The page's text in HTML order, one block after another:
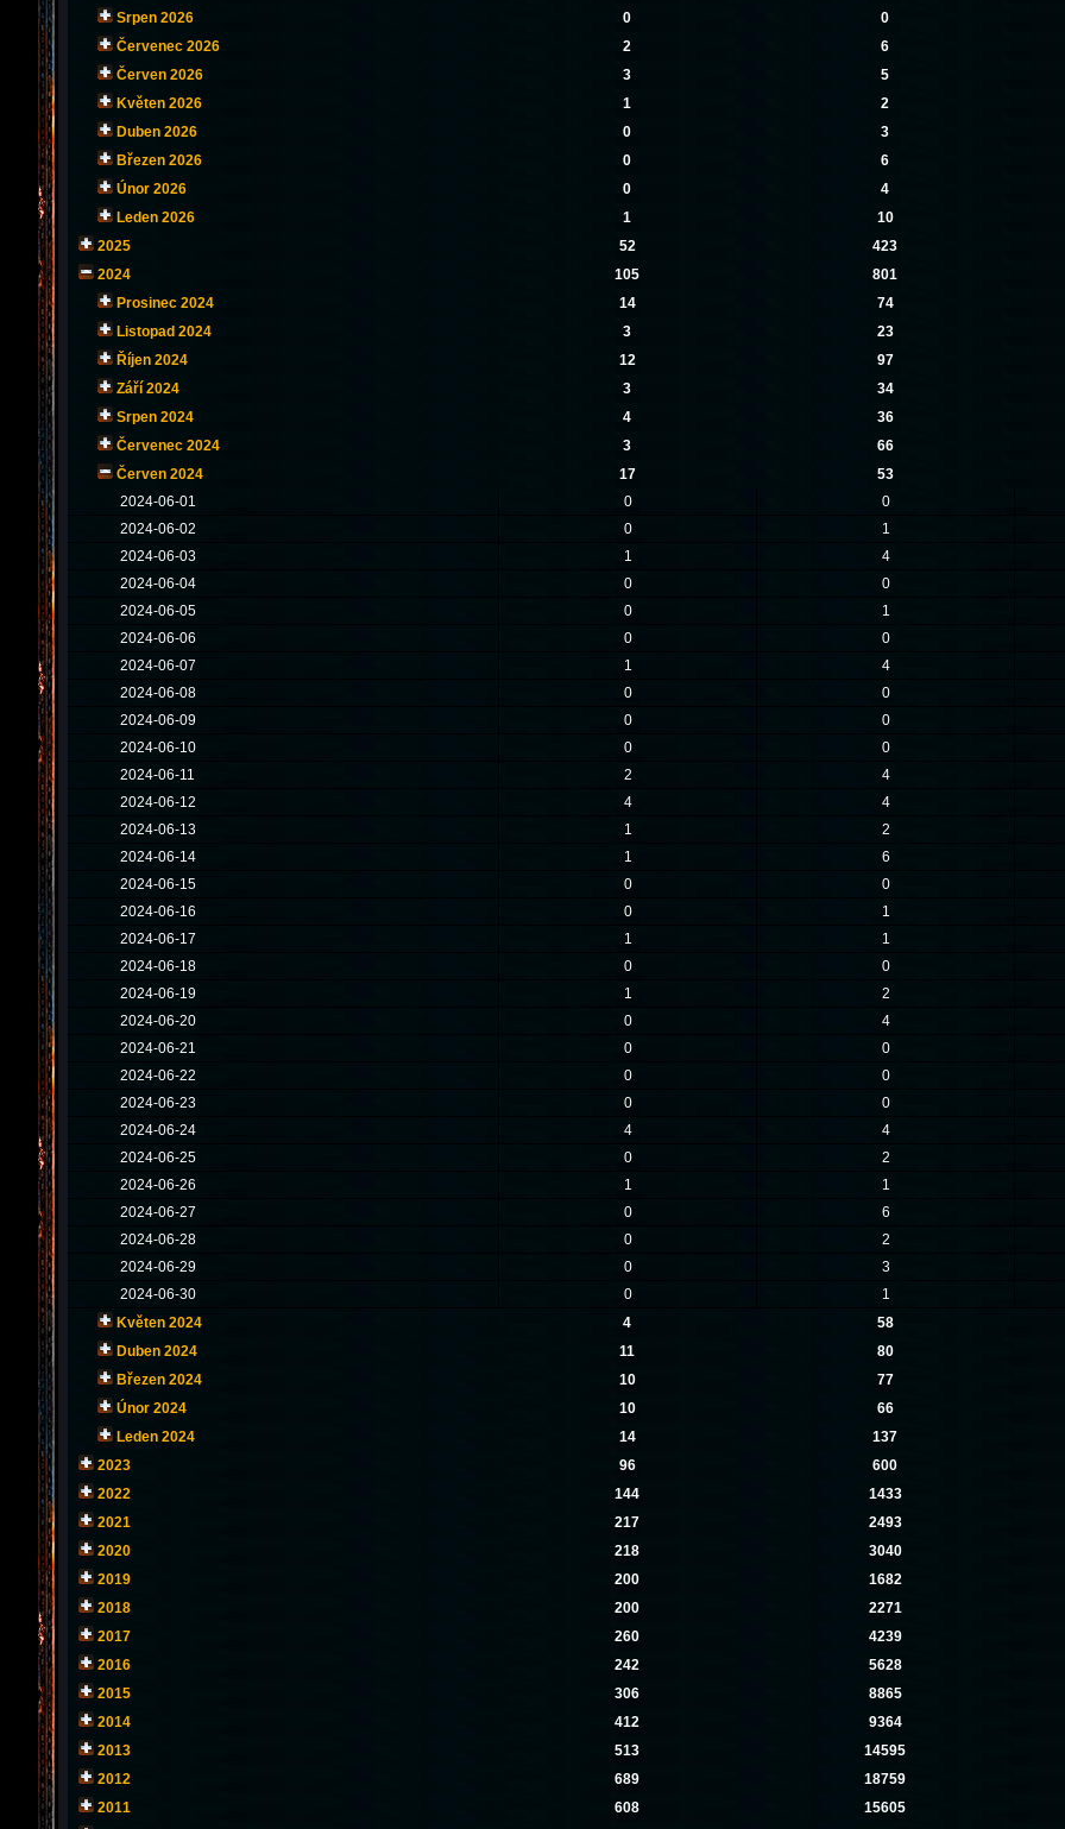
Srpen 2026
0
0
Červenec 2026
2
6
Červen 2026
3
5
Květen 2026
1
2
Duben 2026
0
3
Březen 2026
0
6
Únor 2026
0
4
Leden 2026
1
10
2025
52
423
2024
105
801
Prosinec 2024
14
74
Listopad 2024
3
23
Říjen 2024
12
97
Září 2024
3
34
Srpen 2024
4
36
Červenec 2024
3
66
Červen 2024
17
53
2024-06-01
0
0
2024-06-02
0
1
2024-06-03
1
4
2024-06-04
0
0
2024-06-05
0
1
2024-06-06
0
0
2024-06-07
1
4
2024-06-08
0
0
2024-06-09
0
0
2024-06-10
0
0
2024-06-11
2
4
2024-06-12
4
4
2024-06-13
1
2
2024-06-14
1
6
2024-06-15
0
0
2024-06-16
0
1
2024-06-17
1
1
2024-06-18
0
0
2024-06-19
1
2
2024-06-20
0
4
2024-06-21
0
0
2024-06-22
0
0
2024-06-23
0
0
2024-06-24
4
4
2024-06-25
0
2
2024-06-26
1
1
2024-06-27
0
6
2024-06-28
0
2
2024-06-29
0
3
2024-06-30
0
1
Květen 2024
4
58
Duben 2024
11
80
Březen 2024
10
77
Únor 2024
10
66
Leden 2024
14
137
2023
96
600
2022
144
1433
2021
217
2493
2020
218
3040
2019
200
1682
2018
200
2271
2017
260
4239
2016
242
5628
2015
306
8865
2014
412
9364
2013
513
14595
2012
689
18759
2011
608
15605